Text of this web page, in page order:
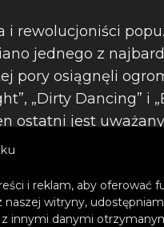
i reklam, aby oferować
naszej witryny,
innymi danymi
rewolucjoniści
jednego z
pory osiągnęli
„Dirty Dancing” i
ostatni jest
ubiegłego roku.
dekady podbija